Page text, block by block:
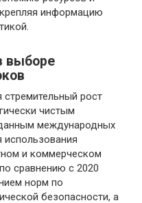
информацию
выборе
рост
чистым
международных
использования
и коммерческом
сравнению с 2020
норм по
безопасности, а